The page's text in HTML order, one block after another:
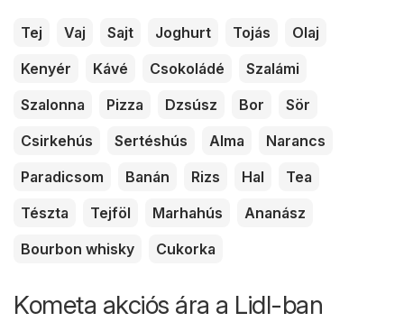
Tej Vaj Sajt Joghurt Tojás
Olaj
Kenyér
Kávé Csokoládé
Szalámi
Szalonna
Pizza Dzsúsz Bor
Sör
Csirkehús
Sertéshús Alma
Narancs
Paradicsom
Banán Rizs Hal
Tea
Tészta
Tejföl Marhahús
Ananász
Bourbon whisky
Cukorka
Kometa akciós ára a Lidl-ban